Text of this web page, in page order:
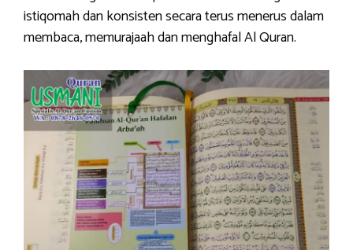
istiqomah dan konsisten secara terus menerus dalam
membaca, memurajaah dan menghafal Al Quran.